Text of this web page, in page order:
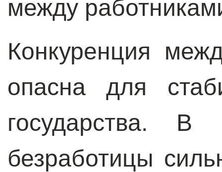
между
Конкуренция
опасна для
государства.
безработицы